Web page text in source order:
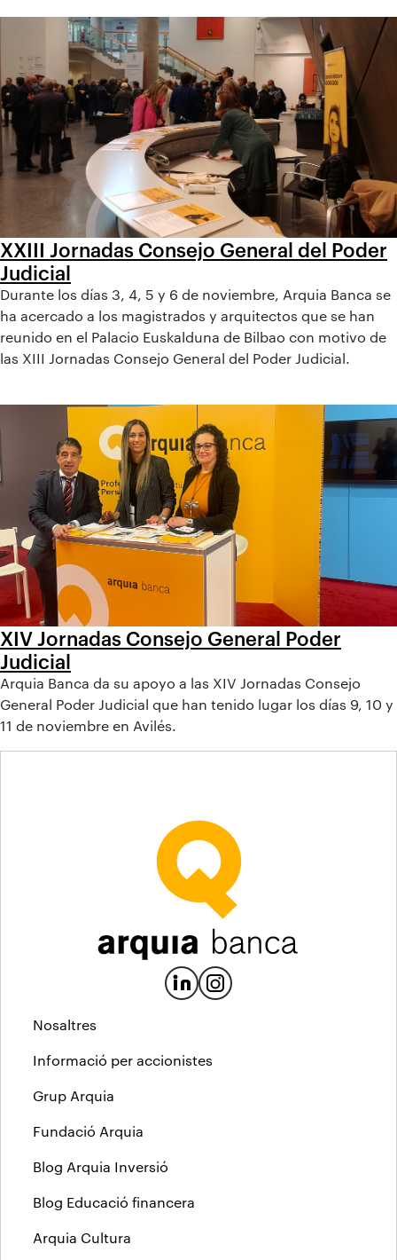
XXIII Jornadas Consejo General del Poder
Judicial
Durante los días 3, 4, 5 y 6 de noviembre, Arquia Banca se
ha acercado a los magistrados y arquitectos que se han
reunido en el Palacio Euskalduna de Bilbao con motivo de
las XIII Jornadas Consejo General del Poder Judicial.
XIV Jornadas Consejo General Poder
Judicial
Arquia Banca da su apoyo a las XIV Jornadas Consejo
General Poder Judicial que han tenido lugar los días 9, 10 y
11 de noviembre en Avilés.
Nosaltres
Informació per accionistes
Grup Arquia
Fundació Arquia
Blog Arquia Inversió
Blog Educació financera
Arquia Cultura